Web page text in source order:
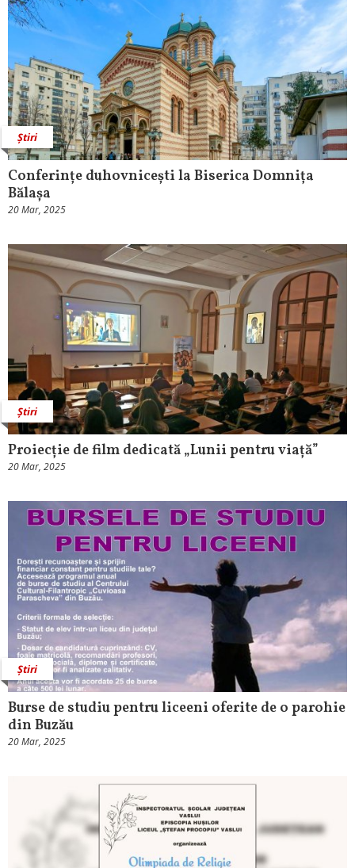
Știri
Conferințe duhovnicești la Biserica Domnița
Bălașa
20 Mar, 2025
Știri
Proiecție de film dedicată „Lunii pentru viață”
20 Mar, 2025
Știri
Burse de studiu pentru liceeni oferite de o parohie
din Buzău
20 Mar, 2025